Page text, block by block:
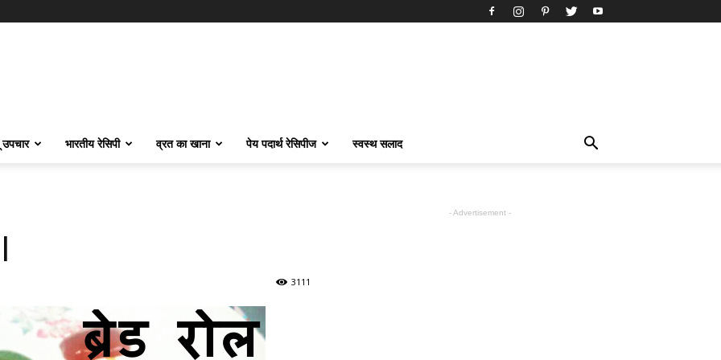
भारतीय रेसिपी व्रत का खाना पेय पदार्थ रेसिपीज स्वस्थ सलाद
3111
- Advertisement -